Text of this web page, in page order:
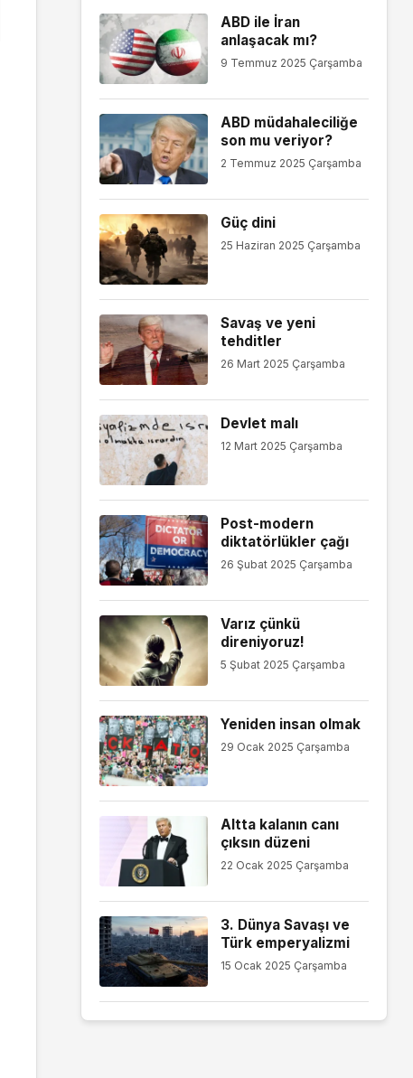
ABD ile İran
anlaşacak mı?
9 Temmuz 2025 Çarşamba
ABD müdahaleciliğe
son mu veriyor?
2 Temmuz 2025 Çarşamba
Güç dini
25 Haziran 2025 Çarşamba
Savaş ve yeni
tehditler
26 Mart 2025 Çarşamba
Devlet malı
12 Mart 2025 Çarşamba
Post-modern
diktatörlükler çağı
26 Şubat 2025 Çarşamba
Varız çünkü
direniyoruz!
5 Şubat 2025 Çarşamba
Yeniden insan olmak
29 Ocak 2025 Çarşamba
Altta kalanın canı
çıksın düzeni
22 Ocak 2025 Çarşamba
3. Dünya Savaşı ve
Türk emperyalizmi
15 Ocak 2025 Çarşamba